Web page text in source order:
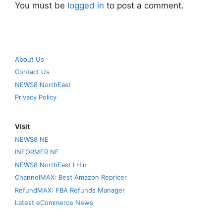
You must be logged in to post a comment.
About Us
Contact Us
NEWS8 NorthEast
Privacy Policy
Visit
NEWS8 NE
INFORMER NE
NEWS8 NorthEast I Hin
ChannelMAX: Best Amazon Repricer
RefundMAX: FBA Refunds Manager
Latest eCommerce News